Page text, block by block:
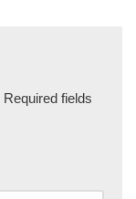
Required fields